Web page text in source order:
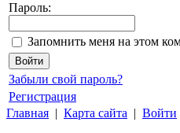
Пароль:
Запомнить меня на этом
Забыли свой пароль?
Регистрация
Главная | Карта сайта | Войти